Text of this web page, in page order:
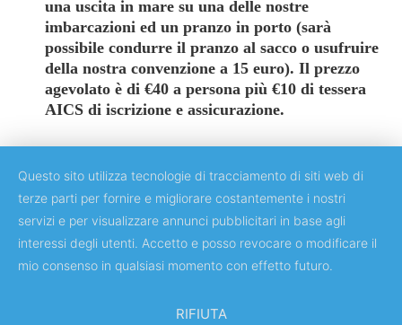
una uscita in mare su una delle nostre
imbarcazioni ed un pranzo in porto (sarà
possibile condurre il pranzo al sacco o usufruire
della nostra convenzione a 15 euro). Il prezzo
agevolato è di €40 a persona più €10 di tessera
AICS di iscrizione e assicurazione.
Copyright © 2018 Università degli Studi di Roma "Tor Vergata"
Questo sito utilizza tecnologie di tracciamento di siti web di
terze parti per fornire e migliorare costantemente i nostri
servizi e per visualizzare annunci pubblicitari in base agli
interessi degli utenti. Accetto e posso revocare o modificare il
mio consenso in qualsiasi momento con effetto futuro.
RIFIUTA